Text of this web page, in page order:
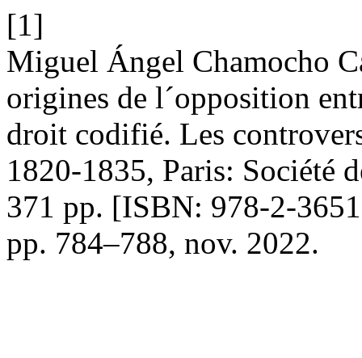
[1]
Miguel Ángel Chamocho
origines de l´opposition
droit codifié. Les
1820-1835, Paris: Société
371 pp. [ISBN: 978-2-
pp. 784–788, nov. 2022.